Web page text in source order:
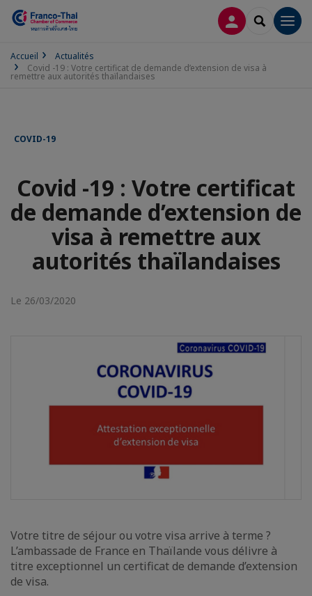
CONNEXION
Accueil
Actualités
Covid -19 : Votre certificat de demande d’extension de visa à
remettre aux autorités thaïlandaises
COVID-19
Covid -19 : Votre certificat
de demande d’extension de
visa à remettre aux
autorités thaïlandaises
Le 26/03/2020
Votre titre de séjour ou votre visa arrive à terme ?
L’ambassade de France en Thaïlande vous délivre à
titre exceptionnel un certificat de demande d’extension
de visa.